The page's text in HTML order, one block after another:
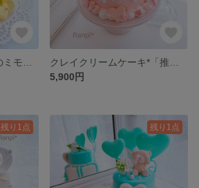
5,900円
残り1点 残り1点